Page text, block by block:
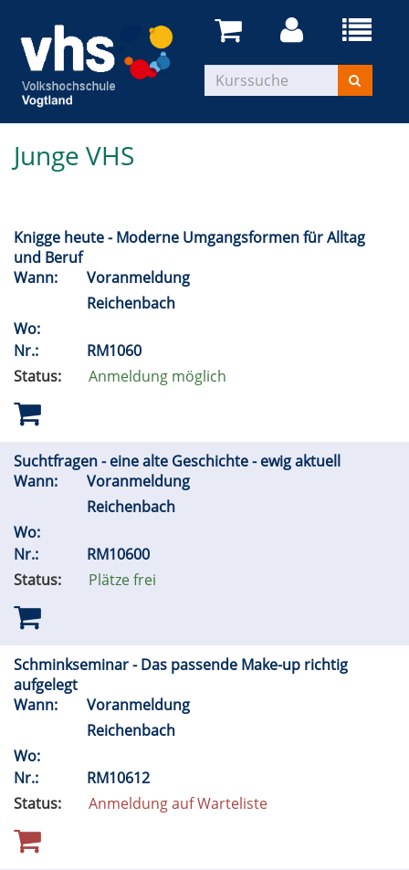
Junge VHS
Knigge heute - Moderne Umgangsformen für Alltag
und Beruf
Wann:
Voranmeldung
Reichenbach
Wo:
Nr.:
RM1060
Status:
Anmeldung möglich
Suchtfragen - eine alte Geschichte - ewig aktuell
Wann:
Voranmeldung
Reichenbach
Wo:
Nr.:
RM10600
Status:
Plätze frei
Schminkseminar - Das passende Make-up richtig
aufgelegt
Wann:
Voranmeldung
Reichenbach
Wo:
Nr.:
RM10612
Status:
Anmeldung auf Warteliste